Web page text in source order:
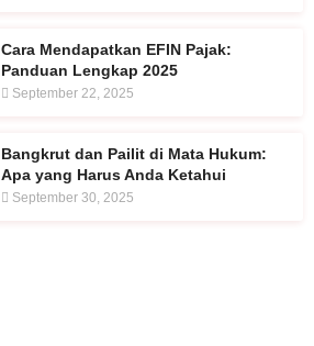
Cara Mendapatkan EFIN Pajak:
Panduan Lengkap 2025
September 22, 2025
Bangkrut dan Pailit di Mata Hukum:
Apa yang Harus Anda Ketahui
September 30, 2025